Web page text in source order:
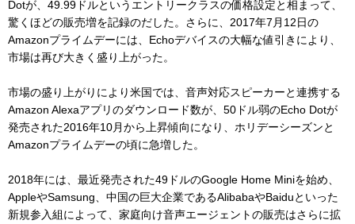
Dotが、49.99ドルというエントリークラスの価格設定と相まって、
驚くほどの販売増を記録のだした。さらに、2017年7月12日の
Amazonプライムデーには、Echoデバイスの大幅な値引きにより、
市場は再び大きく盛り上がった。
市場の盛り上がりにより米国では、音声対応スピーカーと連携する
Amazon Alexaアプリのダウンロード数が、50ドル弱のEcho Dotが
発売された2016年10月から上昇傾向になり、ホリデーシーズンと
Amazonプライムデーの頃に急増した。
2018年には、最近発売された49ドルのGoogle Home Miniを始め、
AppleやSamsung、中国の巨大企業であるAlibabaやBaiduといった
新規参入組によって、家庭向け音声エージェントの販売はさらに拡